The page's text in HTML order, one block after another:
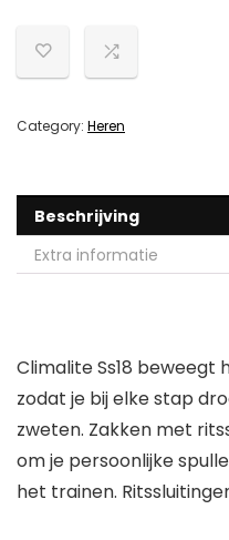
Category: Heren
Beschrijving
Extra informatie
Climalite Ss18 beweegt
zodat je bij elke stap
zweten. Zakken met
om je persoonlijke
het trainen.